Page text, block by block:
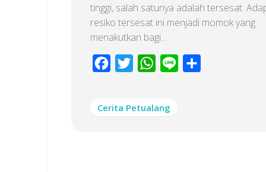
tinggi, salah satunya adalah tersesat.
resiko tersesat ini menjadi momok yang
menakutkan bagi...
Facebook
Twitter WhatsApp
Line
Cerita Petualang